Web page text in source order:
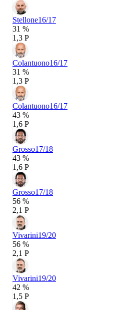
Stellone16/17
31 %
1,3 P
Colantuono16/17
31 %
1,3 P
Colantuono16/17
43 %
1,6 P
Grosso17/18
43 %
1,6 P
Grosso17/18
56 %
2,1 P
Vivarini19/20
56 %
2,1 P
Vivarini19/20
42 %
1,5 P